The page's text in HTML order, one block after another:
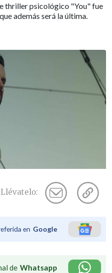
thriller psicológico "You" fue
además será la última.
Llévatelo:
en Google
de Whatsapp